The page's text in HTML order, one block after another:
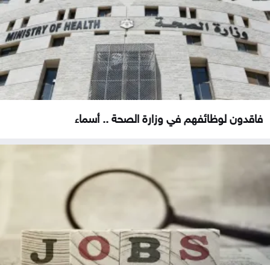
فاقدون لوظائفهم في وزارة الصحة .. أسماء